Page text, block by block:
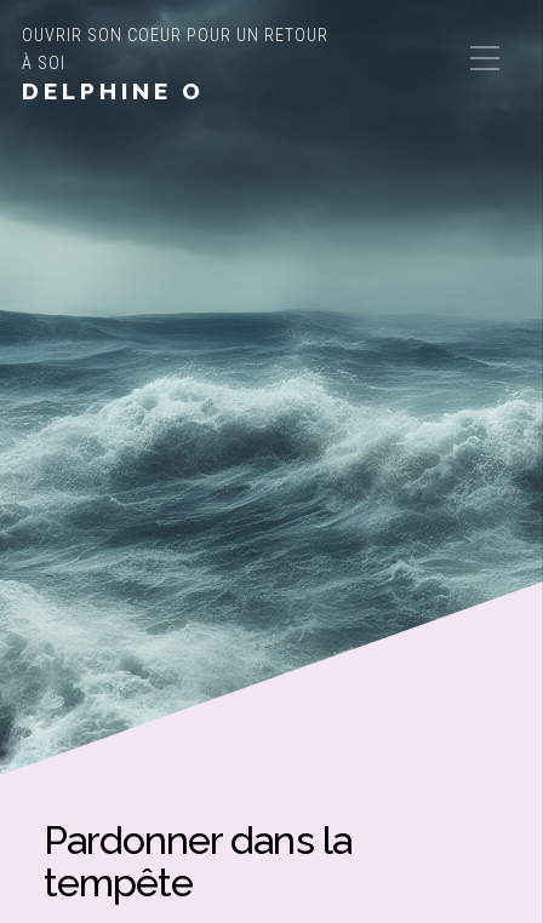
OUVRIR SON COEUR POUR UN RETOUR
À SOI
DELPHINE O
Pardonner dans la
tempête